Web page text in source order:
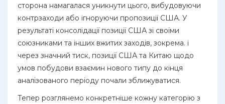
сторона намагалася уникнути цього, вибудовуючи
контрзаходи або ігноруючи пропозиції США. У
результаті консолідації позиції США зі своїми
союзниками та інших вжитих заходів, зокрема. і
через значний тиск, позиції США та Китаю щодо
умов побудови взаємин нового типу до кінця
аналізованого періоду почали зближуватися.
Тепер розглянемо конкретніше кожну категорію з